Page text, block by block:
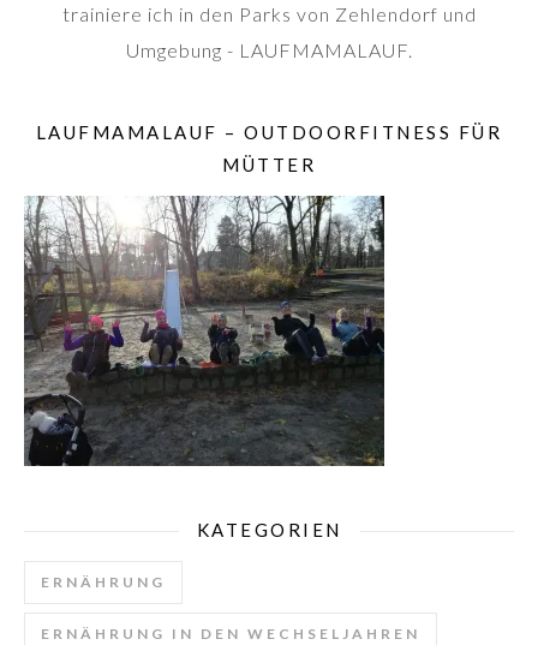
trainiere ich in den Parks von Zehlendorf und
Umgebung - LAUFMAMALAUF.
LAUFMAMALAUF – OUTDOORFITNESS FÜR
MÜTTER
KATEGORIEN
ERNÄHRUNG
ERNÄHRUNG IN DEN WECHSELJAHREN